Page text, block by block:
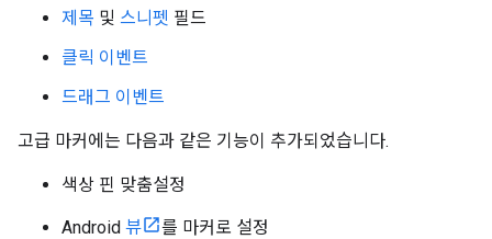
제목 및 스니펫 필드
클릭 이벤트
드래그 이벤트
고급 마커에는 다음과 같은 기능이 추가되었습니다.
색상 핀 맞춤설정
Android 뷰
를 마커로 설정